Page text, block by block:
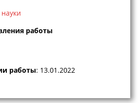
работы
работы: 13.01.2022